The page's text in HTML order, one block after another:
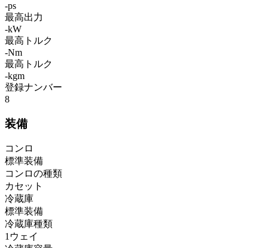
-ps
最高出力
-kW
最高トルク
-Nm
最高トルク
-kgm
登録ナンバー
8
装備
コンロ
標準装備
コンロの種類
カセット
冷蔵庫
標準装備
冷蔵庫種類
1ウェイ